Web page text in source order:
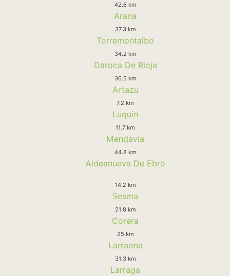
42.6 km
Arana
37.3 km
Torremontalbo
34.2 km
Daroca De Rioja
36.5 km
Artazu
7.2 km
Luquin
11.7 km
Mendavia
44.8 km
Aldeanueva De Ebro
14.2 km
Sesma
21.8 km
Corera
25 km
Larraona
31.3 km
Larraga